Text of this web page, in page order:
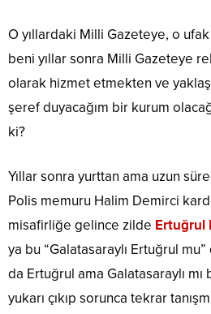
O yıllardaki Milli Gazeteye, o
beni yıllar sonra Milli Gazeteye
olarak hizmet etmekten ve
şeref duyacağım bir kurum
ki?
Yıllar sonra yurttan ama uzun
Polis memuru Halim Demirci
misafirliğe gelince zilde Ertuğrul
ya bu “Galatasaraylı Ertuğrul
da Ertuğrul ama Galatasaraylı
yukarı çıkıp sorunca tekrar